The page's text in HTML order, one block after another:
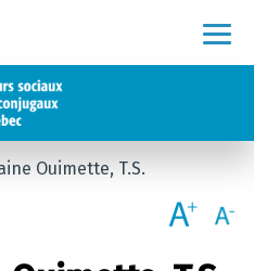
Ouimette, T.S.